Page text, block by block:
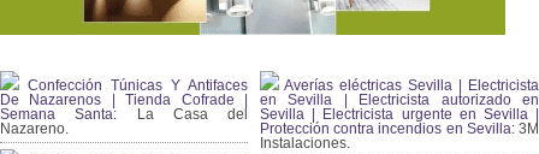
Confección Túnicas Y Antifaces
De Nazarenos | Tienda Cofrade |
Semana Santa: La Casa del
Nazareno.
Averías eléctricas Sevilla | Electricista
en Sevilla | Electricista autorizado en
Sevilla | Electricista urgente en Sevilla |
Protección contra incendios en Sevilla:3M
Instalaciones.